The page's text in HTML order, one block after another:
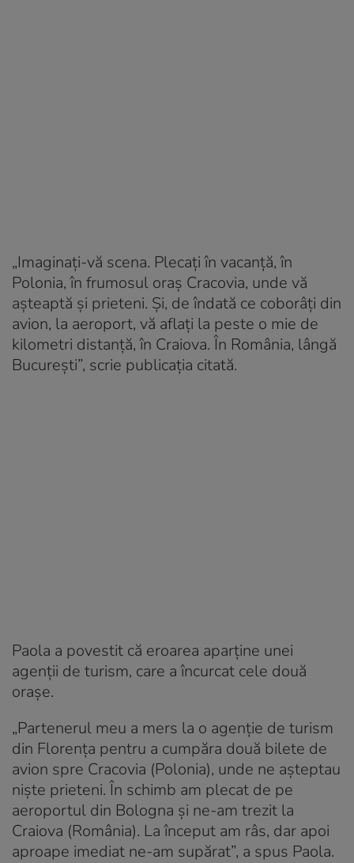
„Imaginaţi-vă scena. Plecaţi în vacanţă, în
Polonia, în frumosul oraş Cracovia, unde vă
aşteaptă şi prieteni. Şi, de îndată ce coborâţi din
avion, la aeroport, vă aflaţi la peste o mie de
kilometri distanţă, în Craiova. În România, lângă
București”, scrie publicația citată.
Paola a povestit că eroarea aparține unei
agenții de turism, care a încurcat cele două
orașe.
„Partenerul meu a mers la o agenție de turism
din Florența pentru a cumpăra două bilete de
avion spre Cracovia (Polonia), unde ne așteptau
niște prieteni. În schimb am plecat de pe
aeroportul din Bologna și ne-am trezit la
Craiova (România). La început am râs, dar apoi
aproape imediat ne-am supărat”, a spus Paola.